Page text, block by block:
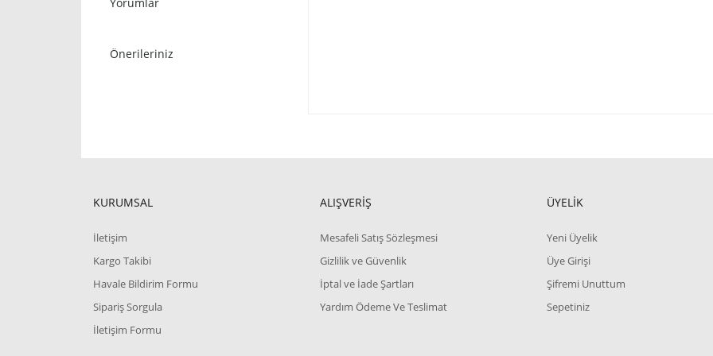
Önerileriniz
KURUMSAL
İletişim
Kargo Takibi
Havale Bildirim Formu
Sipariş Sorgula
İletişim Formu
ALIŞVERİŞ
Mesafeli Satış Sözleşmesi
Gizlilik ve Güvenlik
İptal ve İade Şartları
Yardım Ödeme Ve Teslimat
ÜYELİK
Yeni Üyelik
Üye Girişi
Şifremi Unuttum
Sepetiniz